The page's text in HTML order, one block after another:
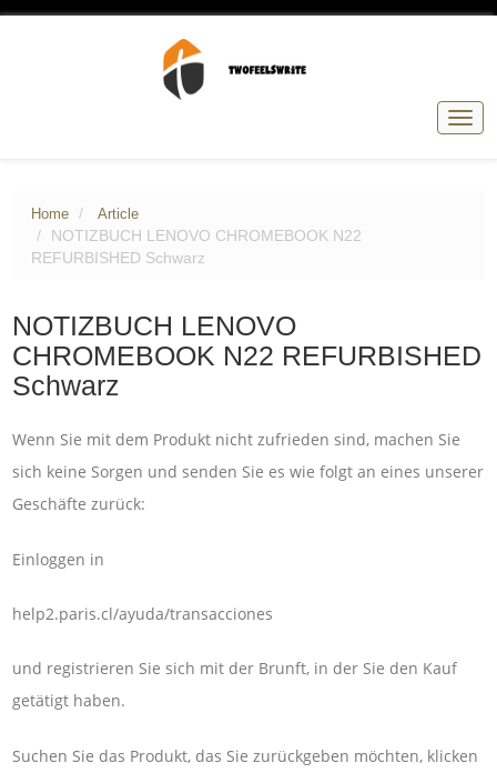
Home Article
NOTIZBUCH LENOVO CHROMEBOOK N22
REFURBISHED Schwarz
NOTIZBUCH LENOVO
CHROMEBOOK N22 REFURBISHED
Schwarz
Wenn Sie mit dem Produkt nicht zufrieden sind, machen Sie
sich keine Sorgen und senden Sie es wie folgt an eines unserer
Geschäfte zurück:
Einloggen in
help2.paris.cl/ayuda/transacciones
und registrieren Sie sich mit der Brunft, in der Sie den Kauf
getätigt haben.
Suchen Sie das Produkt, das Sie zurückgeben möchten, klicken